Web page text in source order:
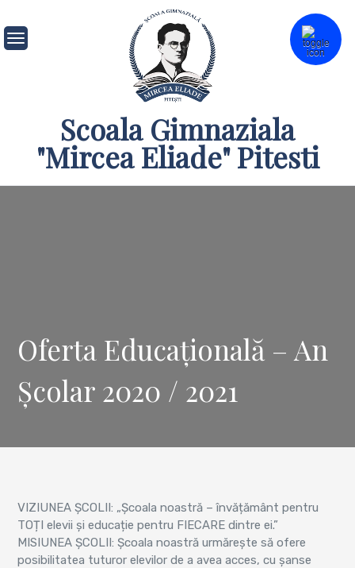
to
content
Scoala Gimnaziala
"Mircea Eliade" Pitesti
Oferta Educațională – An
Școlar 2020 / 2021
VIZIUNEA ȘCOLII: „Școala noastră – învățământ pentru
TOȚI elevii și educație pentru FIECARE dintre ei.”
MISIUNEA ȘCOLII: Școala noastră urmărește să ofere
posibilitatea tuturor elevilor de a avea acces, cu șanse